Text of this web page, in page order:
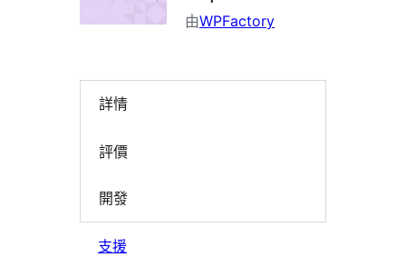
由WPFactory
詳情
評價
開發
支援